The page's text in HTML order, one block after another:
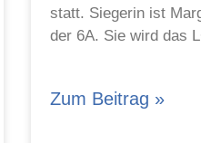
statt. Siegerin ist
der 6A. Sie wird das
Zum Beitrag »